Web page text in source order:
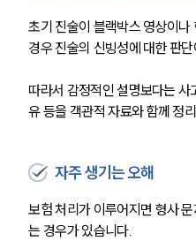
초기 진술이 블랙박스 영상이
경우 진술의 신빙성에 대한 판
따라서 감정적인 설명보다는
유 등을 객관적 자료와 함께 정
자주 생기는 오해
보험 처리가 이루어지면 형사
는 경우가 있습니다.